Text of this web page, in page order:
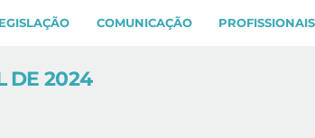
COMUNICAÇÃO PROFISSIONAIS
DE 2024